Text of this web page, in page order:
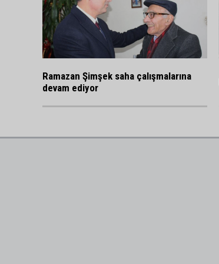
Ramazan Şimşek saha çalışmalarına
devam ediyor